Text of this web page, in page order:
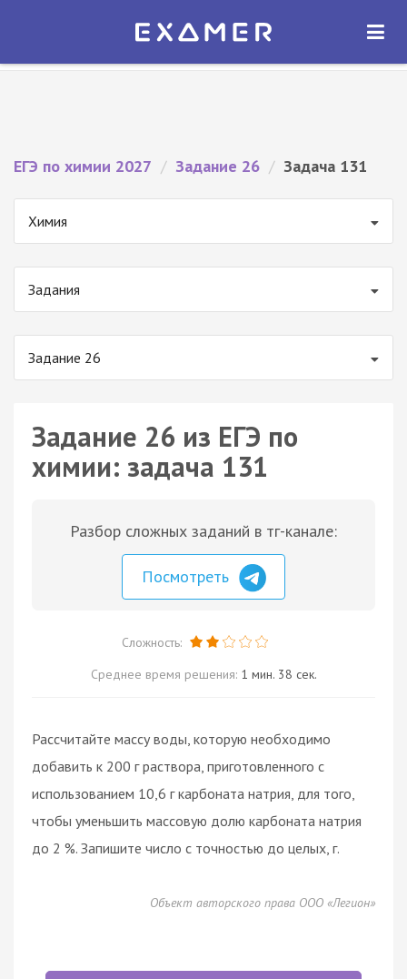
Экзамер — ЕГЭ 2027
ОТКРЫТЬ
ЕГЭ по химии 2027 / Задание 26 / Задача 131
Химия
Задания
Задание 26
Задание 26 из ЕГЭ по
химии: задача 131
Разбор сложных заданий в тг-канале:
Посмотреть
Сложность:
Среднее время решения: 1 мин. 38 сек.
Рассчитайте массу воды, которую необходимо
добавить к 200 г раствора, приготовленного с
использованием 10,6 г карбоната натрия, для того,
чтобы уменьшить массовую долю карбоната натрия
до 2 %. Запишите число с точностью до целых, г.
Объект авторского права ООО «Легион»